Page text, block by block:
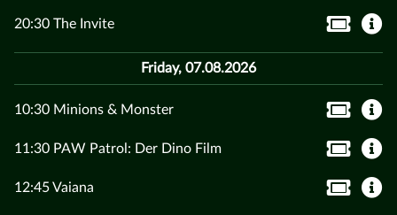
20:30 The Invite
Friday, 07.08.2026
10:30 Minions & Monster
11:30 PAW Patrol: Der Dino Film
12:45 Vaiana